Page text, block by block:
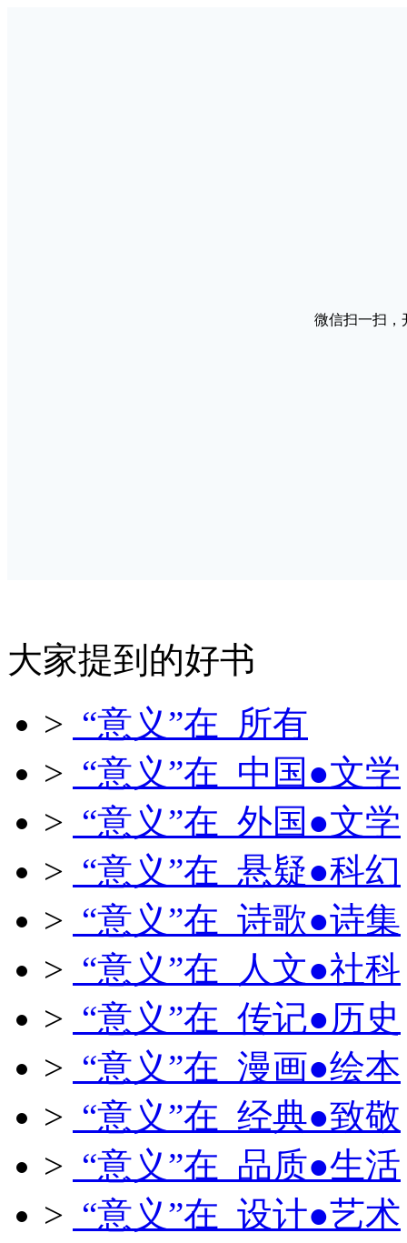
微信扫一扫，
大家提到的好书
> “意义”在 所有
> “意义”在 中国●文学
> “意义”在 外国●文学
> “意义”在 悬疑●科幻
> “意义”在 诗歌●诗集
> “意义”在 人文●社科
> “意义”在 传记●历史
> “意义”在 漫画●绘本
> “意义”在 经典●致敬
> “意义”在 品质●生活
> “意义”在 设计●艺术